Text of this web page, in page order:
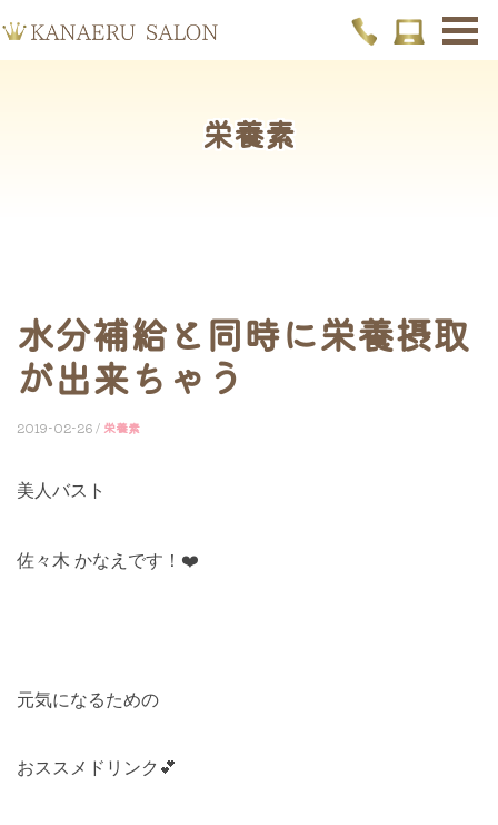
栄養素
水分補給と同時に栄養摂取
が出来ちゃう
2019-02-26 / 栄養素
美人バスト
佐々木 かなえです！ ❤️
元気になるための
おススメドリンク 💕